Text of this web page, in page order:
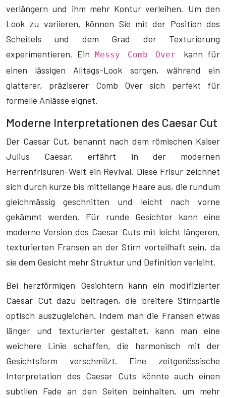
verlängern und ihm mehr Kontur verleihen. Um den
Look zu variieren, können Sie mit der Position des
Scheitels und dem Grad der Texturierung
experimentieren. Ein Messy Comb Over kann für
einen lässigen Alltags-Look sorgen, während ein
glatterer, präziserer Comb Over sich perfekt für
formelle Anlässe eignet.
Moderne Interpretationen des Caesar Cut
Der Caesar Cut, benannt nach dem römischen Kaiser
Julius Caesar, erfährt in der modernen
Herrenfrisuren-Welt ein Revival. Diese Frisur zeichnet
sich durch kurze bis mittellange Haare aus, die rundum
gleichmässig geschnitten und leicht nach vorne
gekämmt werden. Für runde Gesichter kann eine
moderne Version des Caesar Cuts mit leicht längeren,
texturierten Fransen an der Stirn vorteilhaft sein, da
sie dem Gesicht mehr Struktur und Definition verleiht.
Bei herzförmigen Gesichtern kann ein modifizierter
Caesar Cut dazu beitragen, die breitere Stirnpartie
optisch auszugleichen. Indem man die Fransen etwas
länger und texturierter gestaltet, kann man eine
weichere Linie schaffen, die harmonisch mit der
Gesichtsform verschmilzt. Eine zeitgenössische
Interpretation des Caesar Cuts könnte auch einen
subtilen Fade an den Seiten beinhalten, um mehr